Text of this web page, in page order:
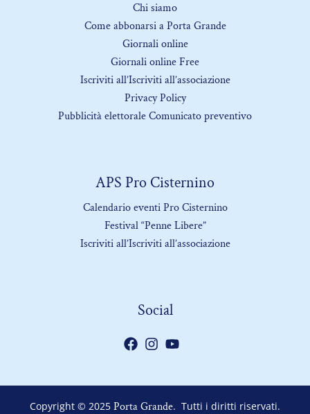
Chi siamo
Come abbonarsi a Porta Grande
Giornali online
Giornali online Free
Iscriviti all’Iscriviti all’associazione
Privacy Policy
Pubblicità elettorale Comunicato preventivo
APS Pro Cisternino
Calendario eventi Pro Cisternino
Festival “Penne Libere”
Iscriviti all’Iscriviti all’associazione
Social
Copyright © 2025 Porta Grande. Tutti i diritti riservati.